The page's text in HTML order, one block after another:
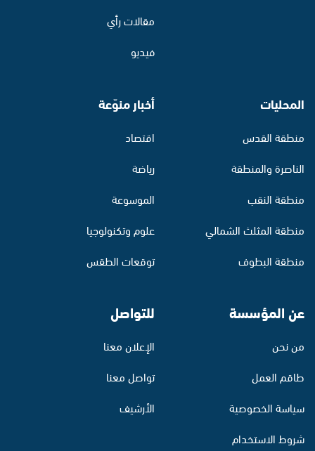
مقالات رأي
فيديو
المحليات
منطقة القدس
الناصرة والمنطقة
منطقة النقب
منطقة المثلث الشمالي
منطقة البطوف
أخبار منوّعة
اقتصاد
رياضة
الموسوعة
علوم وتكنولوجيا
توقعات الطقس
عن المؤسسة
من نحن
طاقم العمل
سياسة الخصوصية
شروط الاستخدام
للتواصل
الإعلان معنا
تواصل معنا
الأرشيف